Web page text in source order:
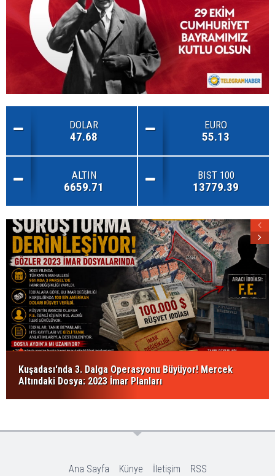
DOLAR
47.68
EURO
55.13
ALTIN
6659.71
BIST 100
13779.39
Kuşadası'nda 3. Dalga Operasyonu Büyüyor! Mercek
Altındaki Dosya: 2023 İmar Planları
Ana Sayfa Künye İletişim RSS